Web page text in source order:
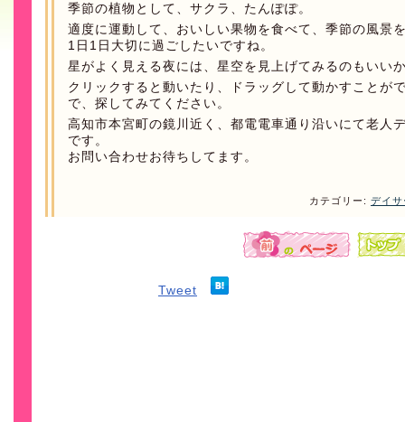
季節の植物として、サクラ、たんぽぽ。
適度に運動して、おいしい果物を食べて、季節の風景
1日1日大切に過ごしたいですね。
星がよく見える夜には、星空を見上げてみるのもいい
クリックすると動いたり、ドラッグして動かすことが
で、探してみてください。
高知市本宮町の鏡川近く、都電電車通り沿いにて老人
です。
お問い合わせお待ちしてます。
カテゴリー: デイ
Tweet